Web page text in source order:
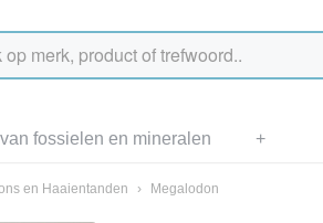
fossielen en mineralen +
en Haaientanden › Megalodon